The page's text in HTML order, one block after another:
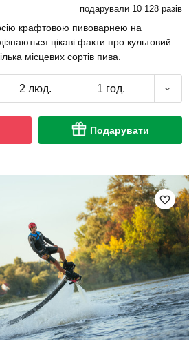
подарували 10 128 разів
крафтовою пивоварнею на
цікаві факти про культовий
місцевих сортів пива.
2 люд. 1 год.
Подарувати